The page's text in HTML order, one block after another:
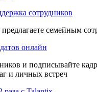
сотрудников
семейным
онлайн
и подписывайте
и личных встреч